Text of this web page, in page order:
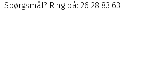
Spørgsmål? Ring på: 26 28 83 63